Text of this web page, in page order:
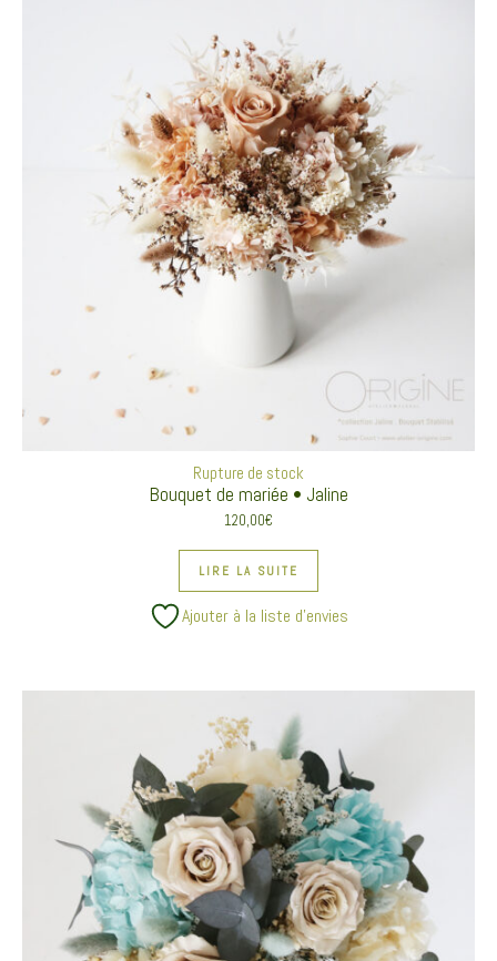
Rupture de stock
Bouquet de mariée • Jaline
120,00€
LIRE LA SUITE
Ajouter à la liste d’envies